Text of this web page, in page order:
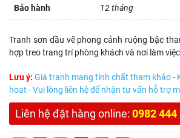
Bảo hành 12 tháng
Tranh sơn dầu vẽ phong cảnh ruộng bậc
hợp treo trang trí phòng khách và nơi làm việc
Lưu ý: Giá tranh mang tính chất tham khảo -
hoạt - Vui lòng liên hệ để nhận tư vấn hỗ trợ
Liên hệ đặt hàng online: 0982 444